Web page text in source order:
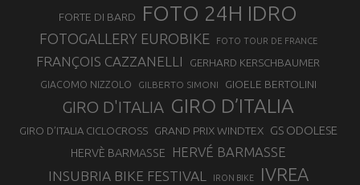
FORTE DI BARD FOTO 24H IDRO
FOTOGALLERY EUROBIKE FOTO TOUR DE FRANCE
FRANÇOIS CAZZANELLI GERHARD KERSCHBAUMER
GIACOMO NIZZOLO GILBERTO SIMONI GIOELE BERTOLINI
GIRO D'ITALIA GIRO D’ITALIA
GIRO D’ITALIA CICLOCROSS GRAND PRIX WINDTEX GS ODOLESE
HERVÈ BARMASSE
HERVÉ BARMASSE
INSUBRIA BIKE FESTIVAL
IRON BIKE IVREA